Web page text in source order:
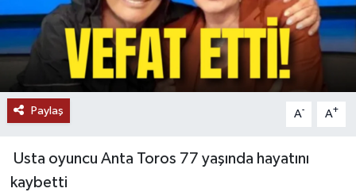
Paylaş A- A+
Usta oyuncu Anta Toros 77 yaşında hayatını
kaybetti